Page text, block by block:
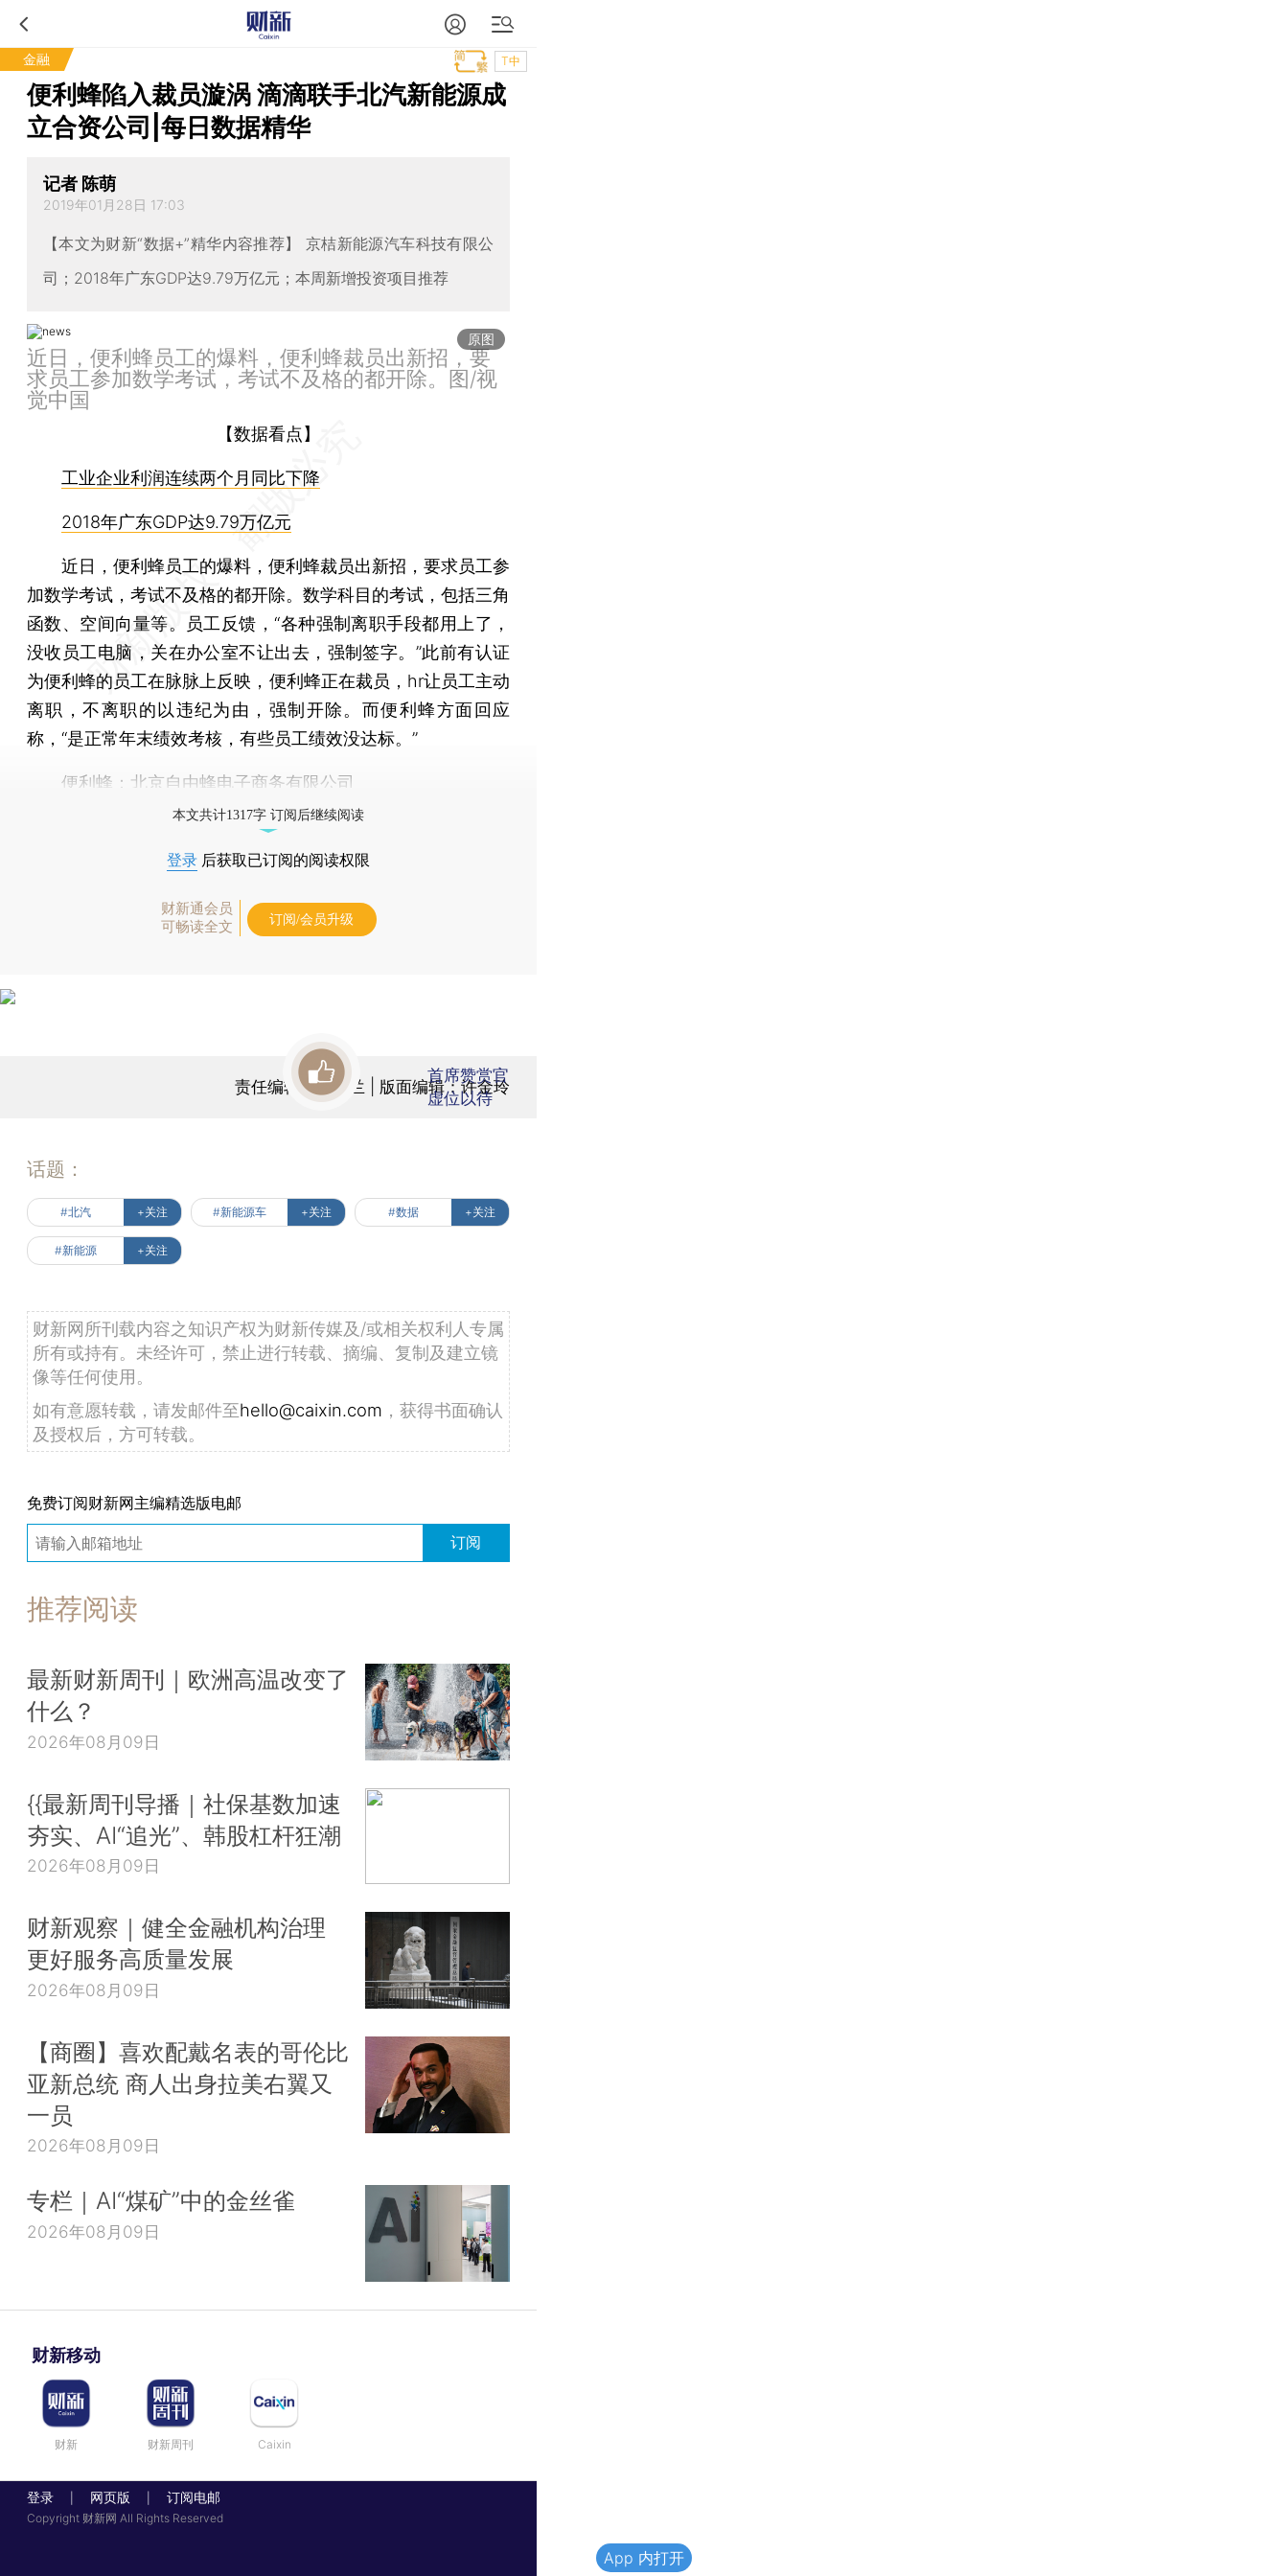
金融 T中
便利蜂陷入裁员漩涡 滴滴联手北汽新能源成
立合资公司|每日数据精华
记者 陈萌
2019年01月28日 17:03
【本文为财新“数据+”精华内容推荐】 京桔新能源汽车科技有限公
司；2018年广东GDP达9.79万亿元；本周新增投资项目推荐
原图
近日，便利蜂员工的爆料，便利蜂裁员出新招，要
求员工参加数学考试，考试不及格的都开除。图/视
觉中国
【数据看点】
工业企业利润连续两个月同比下降
2018年广东GDP达9.79万亿元
近日，便利蜂员工的爆料，便利蜂裁员出新招，要求员工参
加数学考试，考试不及格的都开除。数学科目的考试，包括三角
函数、空间向量等。员工反馈，“各种强制离职手段都用上了，
没收员工电脑，关在办公室不让出去，强制签字。”此前有认证
为便利蜂的员工在脉脉上反映，便利蜂正在裁员，hr让员工主动
离职，不离职的以违纪为由，强制开除。而便利蜂方面回应
称，“是正常年末绩效考核，有些员工绩效没达标。”
便利蜂： 北京自由蜂电子商务有限公司
本文共计1317字 订阅后继续阅读
登录 后获取已订阅的阅读权限
财新通会员
可畅读全文
订阅/会员升级
责任编辑：任蕙兰 | 版面编辑：许金玲
首席赞赏官
虚位以待
话题：
#北汽 +关注 #新能源车 +关注 #数据 +关注
#新能源 +关注
财新网所刊载内容之知识产权为财新传媒及/或相关权利人专属
所有或持有。未经许可，禁止进行转载、摘编、复制及建立镜
像等任何使用。
如有意愿转载，请发邮件至hello@caixin.com ，获得书面确认
及授权后，方可转载。
免费订阅财新网主编精选版电邮
订阅
推荐阅读
最新财新周刊｜欧洲高温改变了
什么？
2026年08月09日
{{最新周刊导播｜社保基数加速
夯实、AI“追光”、韩股杠杆狂潮
2026年08月09日
财新观察｜健全金融机构治理
更好服务高质量发展
2026年08月09日
【商圈】喜欢配戴名表的哥伦比
亚新总统 商人出身拉美右翼又
一员
2026年08月09日
专栏｜AI“煤矿”中的金丝雀
2026年08月09日
财新移动
财新 财新周刊 Caixin
登录 网页版 订阅电邮
Copyright 财新网 All Rights Reserved
App 内打开